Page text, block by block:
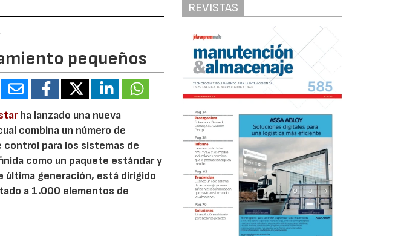
pequeños
ha lanzado una nueva
combina un número de
para los sistemas de
como un paquete estándar y
generación, está dirigido
a 1.000 elementos de
REVISTAS